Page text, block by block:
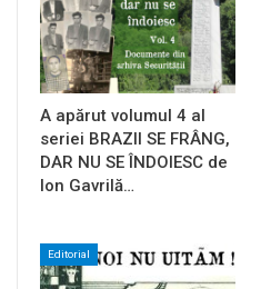
A apărut volumul 4 al
seriei BRAZII SE FRÂNG,
DAR NU SE ÎNDOIESC de
Ion Gavrilă…
Editorial